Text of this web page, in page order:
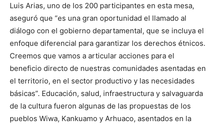
Luis Arias, uno de los 200 participantes en esta mesa,
aseguró que “es una gran oportunidad el llamado al
diálogo con el gobierno departamental, que se incluya el
enfoque diferencial para garantizar los derechos étnicos.
Creemos que vamos a articular acciones para el
beneficio directo de nuestras comunidades asentadas en
el territorio, en el sector productivo y las necesidades
básicas”. Educación, salud, infraestructura y salvaguarda
de la cultura fueron algunas de las propuestas de los
pueblos Wiwa, Kankuamo y Arhuaco, asentados en la